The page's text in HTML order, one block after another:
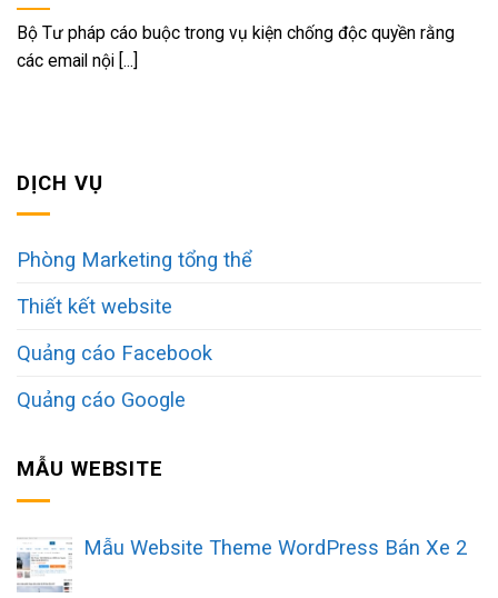
Bộ Tư pháp cáo buộc trong vụ kiện chống độc quyền rằng
các email nội [...]
DỊCH VỤ
Phòng Marketing tổng thể
Thiết kết website
Quảng cáo Facebook
Quảng cáo Google
MẪU WEBSITE
Mẫu Website Theme WordPress Bán Xe 2